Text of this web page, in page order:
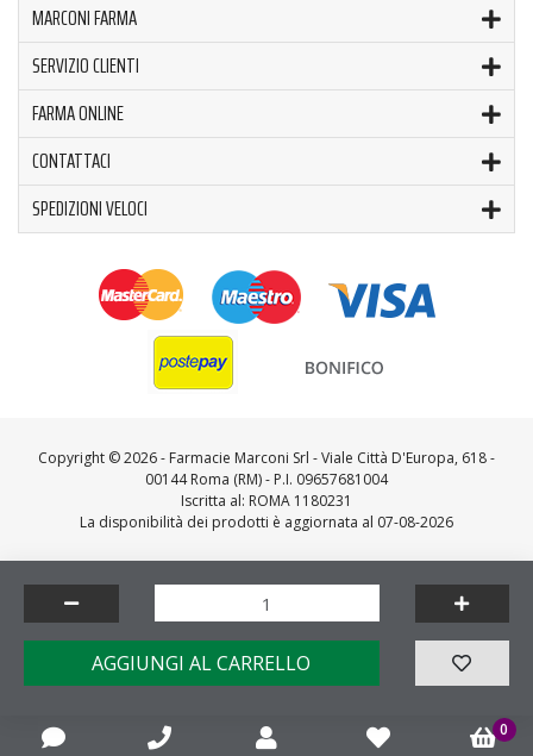
AGGIUNGI AL CARRELLO
MARCONI FARMA
SERVIZIO CLIENTI
FARMA ONLINE
CONTATTACI
SPEDIZIONI VELOCI
Copyright ©2026 - Farmacie Marconi Srl - Viale Città D'Europa, 618 -
00144 Roma (RM) - P.I. 09657681004
Iscritta al: ROMA 1180231
La disponibilità dei prodotti è aggiornata al 07-08-2026
Feedaty4.7/5-23716feedbacks
Made by
0